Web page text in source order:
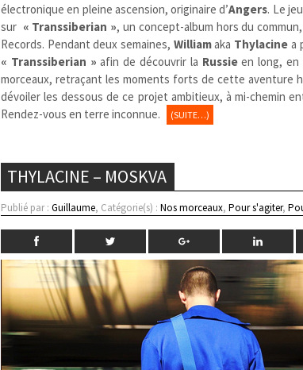
électronique en pleine ascension, originaire d’Angers. Le
sur « Transsiberian », un concept-album hors du
Records. Pendant deux semaines, Williamaka Thylacine a
« Transsiberian » afin de découvrir la Russieen long, en
morceaux, retraçant les moments forts de cette aventure
dévoiler les dessous de ce projet ambitieux, à mi-chemin
Rendez-vous en terre inconnue.
(SUITE…)
THYLACINE – MOSKVA
Publié par :Guillaume, Catégorie(s) :Nos morceaux,Pour s'agiter,